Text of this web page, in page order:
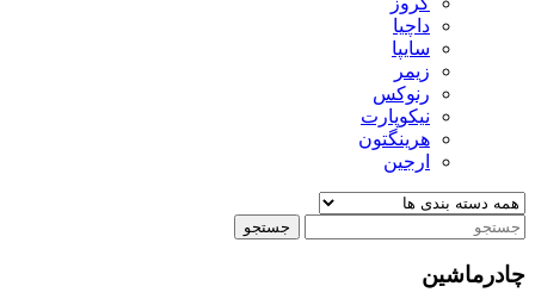
داچیا
سایپا
زیمر
رنوکس
نیکوپارت
هرینگتون
ارجین
جستجو
چادرماشین